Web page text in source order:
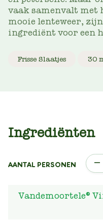
vaak samenvalt met
mooie lenteweer,
ingrediënt voor een
Frisse Slaatjes 30
Ingrediënten
AANTAL PERSONEN –
Vandemoortele®